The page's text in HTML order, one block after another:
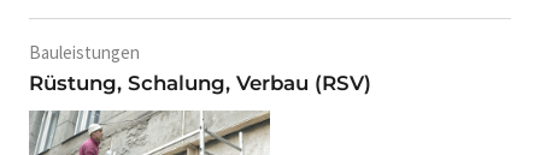
Bauleistungen
Rüstung, Schalung, Verbau (RSV)